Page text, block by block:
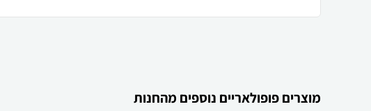
מוצרים פופולאריים נוספים מהחנות